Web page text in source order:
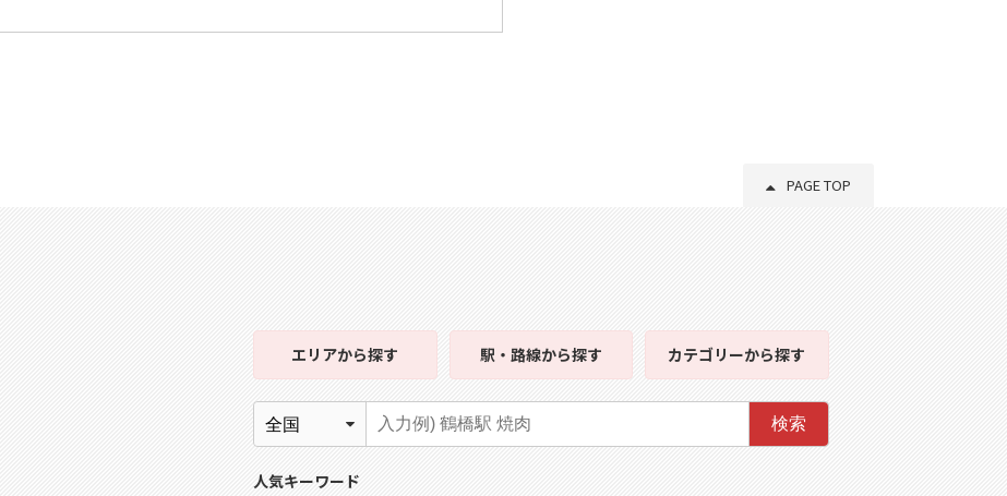
PAGE TOP
エリアから探す 駅・路線から探す カテゴリーから探す
検索
人気キーワード